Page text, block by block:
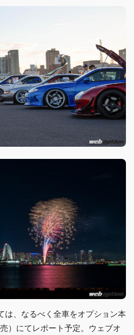
は、なるべく全車をオプション本
）にてレポート予定。ウェブオ